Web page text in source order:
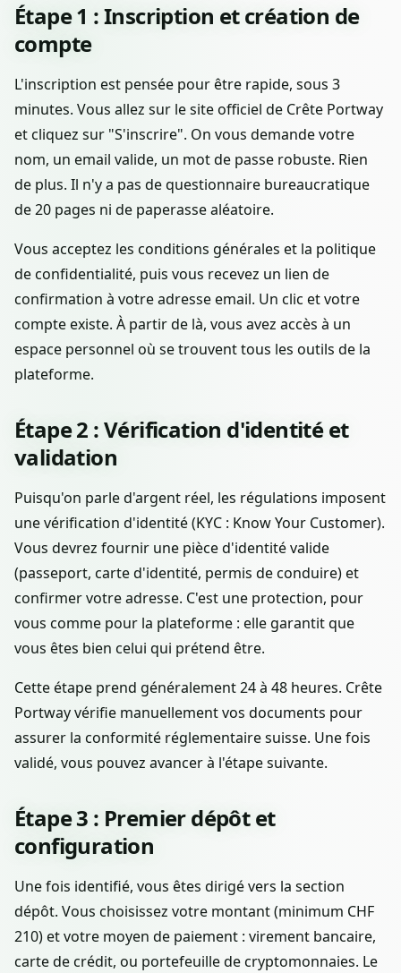
Étape 1 : Inscription et création de
compte
L'inscription est pensée pour être rapide, sous 3
minutes. Vous allez sur le site officiel de Crête Portway
et cliquez sur "S'inscrire". On vous demande votre
nom, un email valide, un mot de passe robuste. Rien
de plus. Il n'y a pas de questionnaire bureaucratique
de 20 pages ni de paperasse aléatoire.
Vous acceptez les conditions générales et la politique
de confidentialité, puis vous recevez un lien de
confirmation à votre adresse email. Un clic et votre
compte existe. À partir de là, vous avez accès à un
espace personnel où se trouvent tous les outils de la
plateforme.
Étape 2 : Vérification d'identité et
validation
Puisqu'on parle d'argent réel, les régulations imposent
une vérification d'identité (KYC : Know Your Customer).
Vous devrez fournir une pièce d'identité valide
(passeport, carte d'identité, permis de conduire) et
confirmer votre adresse. C'est une protection, pour
vous comme pour la plateforme : elle garantit que
vous êtes bien celui qui prétend être.
Cette étape prend généralement 24 à 48 heures. Crête
Portway vérifie manuellement vos documents pour
assurer la conformité réglementaire suisse. Une fois
validé, vous pouvez avancer à l'étape suivante.
Étape 3 : Premier dépôt et
configuration
Une fois identifié, vous êtes dirigé vers la section
dépôt. Vous choisissez votre montant (minimum CHF
210) et votre moyen de paiement : virement bancaire,
carte de crédit, ou portefeuille de cryptomonnaies. Le